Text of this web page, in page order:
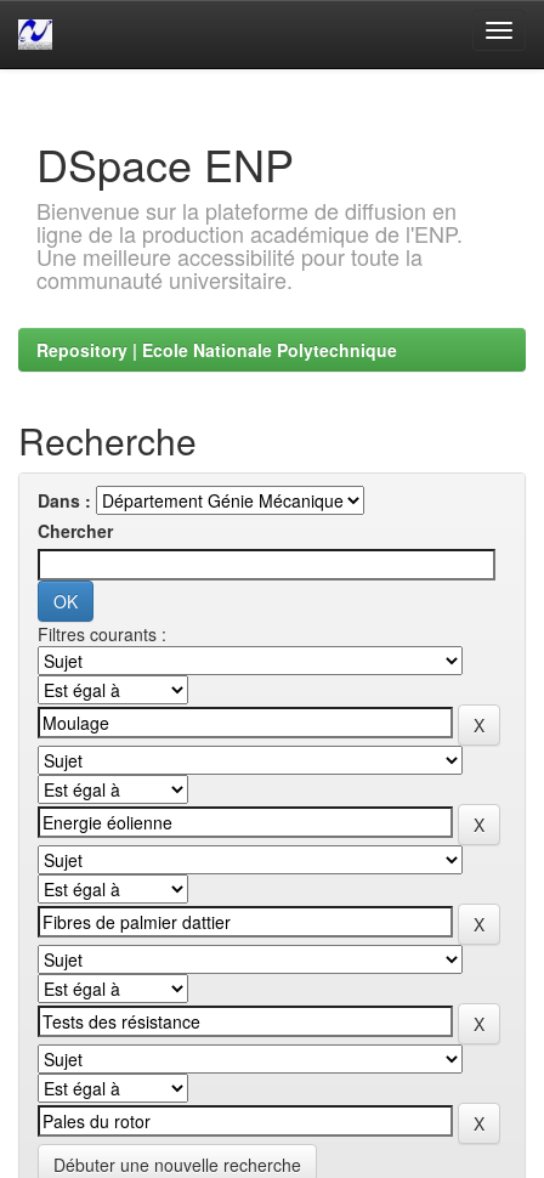
DSpace ENP
Bienvenue sur la plateforme de diffusion en
ligne de la production académique de l'ENP.
Une meilleure accessibilité pour toute la
communauté universitaire.
Repository | Ecole Nationale Polytechnique
Recherche
Dans :
Chercher
Filtres courants :
Débuter une nouvelle recherche